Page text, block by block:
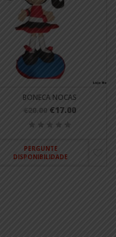
BONECA NOCAS
€20.00 €17.00
PERGUNTE
DISPONIBILIDADE